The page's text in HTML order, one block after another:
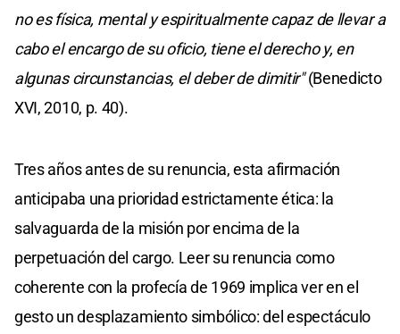
no es física, mental y espiritualmente capaz de llevar a
cabo el encargo de su oficio, tiene el derecho y, en
algunas circunstancias, el deber de dimitir"(Benedicto
XVI, 2010, p. 40).
Tres años antes de su renuncia, esta afirmación
anticipaba una prioridad estrictamente ética: la
salvaguarda de la misión por encima de la
perpetuación del cargo. Leer su renuncia como
coherente con la profecía de 1969 implica ver en el
gesto un desplazamiento simbólico: del espectáculo